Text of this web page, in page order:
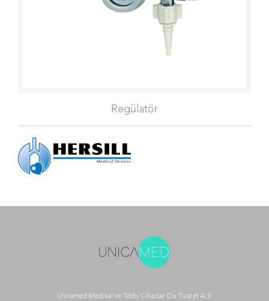
Regülatör
Unicamed Medikal ve Tibbi Cihazlar Dis Ticaret A.S.